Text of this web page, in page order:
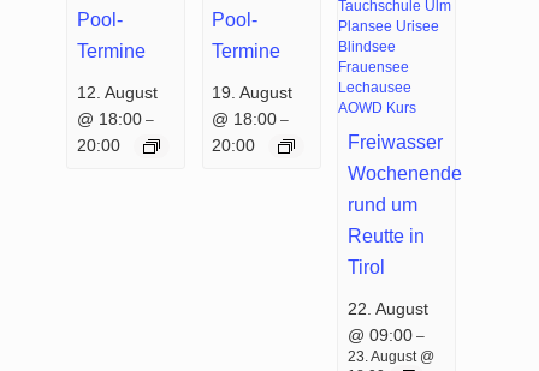
Pool-
Termine
12. August
@ 18:00–
20:00
Pool-
Termine
19. August
@ 18:00 –
20:00
Freiwasser
Wochenende
rund um
Reutte in
Tirol
22. August
@ 09:00 –
23. August @